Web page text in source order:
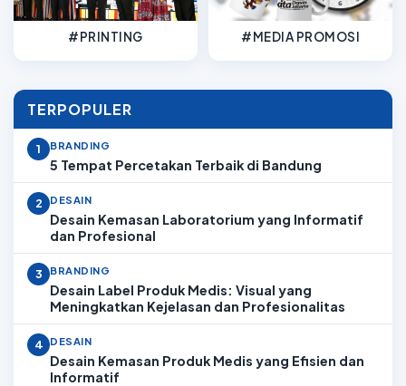
#PRINTING #MEDIA PROMOSI
TERPOPULER
1 BRANDING
5 Tempat Percetakan Terbaik di Bandung
2 DESAIN
Desain Kemasan Laboratorium yang Informatif
dan Profesional
3 BRANDING
Desain Label Produk Medis: Visual yang
Meningkatkan Kejelasan dan Profesionalitas
4 DESAIN
Desain Kemasan Produk Medis yang Efisien dan
Informatif